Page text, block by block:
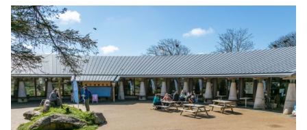
DDARGANFOD